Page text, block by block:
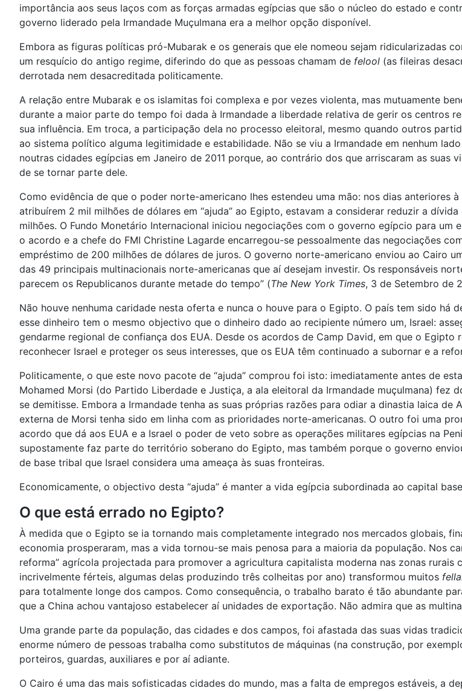
importância aos seus laços com as forças armadas egípcias que são o núcleo do estado e
governo liderado pela Irmandade Muçulmana era a melhor opção disponível.
Embora as figuras políticas pró-Mubarak e os generais que ele nomeou sejam ridicularizadas
um resquício do antigo regime, diferindo do que as pessoas chamam de felool (as fileiras
derrotada nem desacreditada politicamente.
A relação entre Mubarak e os islamitas foi complexa e por vezes violenta, mas mutuamente
durante a maior parte do tempo foi dada à Irmandade a liberdade relativa de gerir os centros
sua influência. Em troca, a participação dela no processo eleitoral, mesmo quando outros
ao sistema político alguma legitimidade e estabilidade. Não se viu a Irmandade em nenhum
noutras cidades egípcias em Janeiro de 2011 porque, ao contrário dos que arriscaram as
de se tornar parte dele.
Como evidência de que o poder norte-americano lhes estendeu uma mão: nos dias anteriores
atribuírem 2 mil milhões de dólares em “ajuda” ao Egipto, estavam a considerar reduzir a
milhões. O Fundo Monetário Internacional iniciou negociações com o governo egípcio para
o acordo e a chefe do FMI Christine Lagarde encarregou-se pessoalmente das negociações
empréstimo de 200 milhões de dólares de juros. O governo norte-americano enviou ao Cairo
das 49 principais multinacionais norte-americanas que aí desejam investir. Os responsáveis
parecem os Republicanos durante metade do tempo” (The New York Times, 3 de Setembro de
Não houve nenhuma caridade nesta oferta e nunca o houve para o Egipto. O país tem sido há
esse dinheiro tem o mesmo objectivo que o dinheiro dado ao recipiente número um, Israel:
gendarme regional de confiança dos EUA. Desde os acordos de Camp David, em que o
reconhecer Israel e proteger os seus interesses, que os EUA têm continuado a subornar e a
Politicamente, o que este novo pacote de “ajuda” comprou foi isto: imediatamente antes de
Mohamed Morsi (do Partido Liberdade e Justiça, a ala eleitoral da Irmandade muçulmana) fez
se demitisse. Embora a Irmandade tenha as suas próprias razões para odiar a dinastia laica
externa de Morsi tenha sido em linha com as prioridades norte-americanas. O outro foi uma
acordo que dá aos EUA e a Israel o poder de veto sobre as operações militares egípcias na
supostamente faz parte do território soberano do Egipto, mas também porque o governo
de base tribal que Israel considera uma ameaça às suas fronteiras.
Economicamente, o objectivo desta “ajuda” é manter a vida egípcia subordinada ao capital
O que está errado no Egipto?
À medida que o Egipto se ia tornando mais completamente integrado nos mercados globais,
economia prosperaram, mas a vida tornou-se mais penosa para a maioria da população. Nos
reforma” agrícola projectada para promover a agricultura capitalista moderna nas zonas
incrivelmente férteis, algumas delas produzindo três colheitas por ano) transformou muitos
para totalmente longe dos campos. Como consequência, o trabalho barato é tão abundante
que a China achou vantajoso estabelecer aí unidades de exportação. Não admira que as
Uma grande parte da população, das cidades e dos campos, foi afastada das suas vidas
enorme número de pessoas trabalha como substitutos de máquinas (na construção, por
porteiros, guardas, auxiliares e por aí adiante.
O Cairo é uma das mais sofisticadas cidades do mundo, mas a falta de empregos estáveis, a